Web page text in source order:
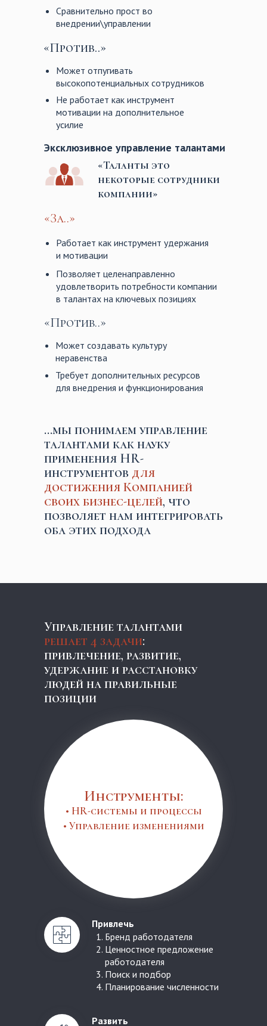
«Таланты это
некоторые сотрудники
компании»
Эксклюзивное управление талантами
Сравнительно прост во
внедрении\управлении
Работает как инструмент удержания
и мотивации
Позволяет целенаправленно
удовлетворить потребности компании
в талантах на ключевых позициях
«Против..»
Может отпугивать
высокопотенциальных сотрудников
Не работает как инструмент
мотивации на дополнительное
усилие
Может создавать культуру
неравенства
Требует дополнительных ресурсов
для внедрения и функционирования
«За..»
«Против..»
…мы понимаем управление
талантами как науку
применения HR-
инструментов для
достижения Компанией
своих бизнес-целей, что
позволяет нам интегрировать
оба этих подхода
Управление талантами
решает 4 задачи:
привлечение, развитие,
удержание и расстановку
людей на правильные
позиции
Бренд работодателя
Ценностное предложение
работодателя
Поиск и подбор
Планирование численности
Привлечь
Развить
Инструменты:
• HR-системы и процессы
• Управление изменениями